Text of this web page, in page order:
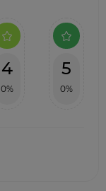
4
0%
5
0%